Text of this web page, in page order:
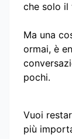
che solo il
Ma una
ormai, è
pochi.
Vuoi
più